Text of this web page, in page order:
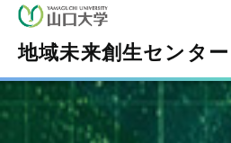
地域未来創生センター